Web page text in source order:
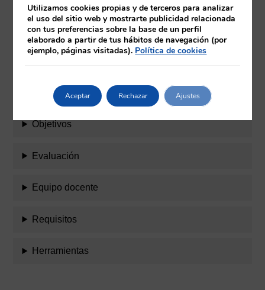
procederá a la emisión del diploma del curso
acreditado por la Comisión de Formación
Continuada de Profesionales Sanitarios. Este
diploma se emitirá en formato electrónico.
Temario
Objetivos
Evaluación
Equipo docente
Requisitos
Herramientas
Utilizamos cookies propias y de terceros para analizar
el uso del sitio web y mostrarte publicidad relacionada
con tus preferencias sobre la base de un perfil
elaborado a partir de tus hábitos de navegación (por
ejemplo, páginas visitadas). Política de cookies
Aceptar Rechazar Ajustes